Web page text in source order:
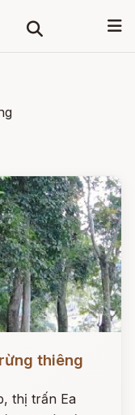
thiêng
thị trấn Ea